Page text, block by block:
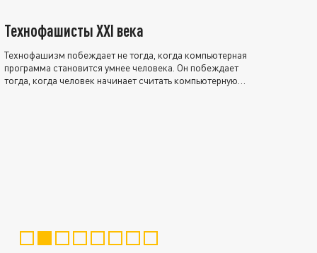
Технофашисты XXI века
Технофашизм побеждает не тогда, когда компьютерная
программа становится умнее человека. Он побеждает
тогда, когда человек начинает считать компьютерную